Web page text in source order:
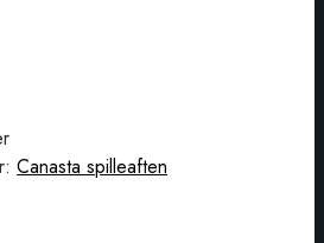
Canasta spilleaften